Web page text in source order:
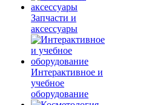
Запчасти и
аксессуары
Интерактивное и
учебное
оборудование